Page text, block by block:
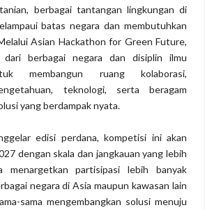
berbagai tantangan lingkungan di
batas negara dan membutuhkan
Asian Hackathon for Green Future,
berbagai negara dan disiplin ilmu
membangun ruang kolaborasi,
teknologi, serta beragam
yang berdampak nyata.
edisi perdana, kompetisi ini akan
dengan skala dan jangkauan yang lebih
menargetkan partisipasi lebih banyak
negara di Asia maupun kawasan lain
sama mengembangkan solusi menuju